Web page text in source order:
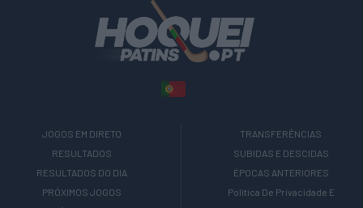
JOGOS EM DIRETO
RESULTADOS
RESULTADOS DO DIA
PRÓXIMOS JOGOS
TRANSFERÊNCIAS
SUBIDAS E DESCIDAS
ÉPOCAS ANTERIORES
Política De Privacidade E